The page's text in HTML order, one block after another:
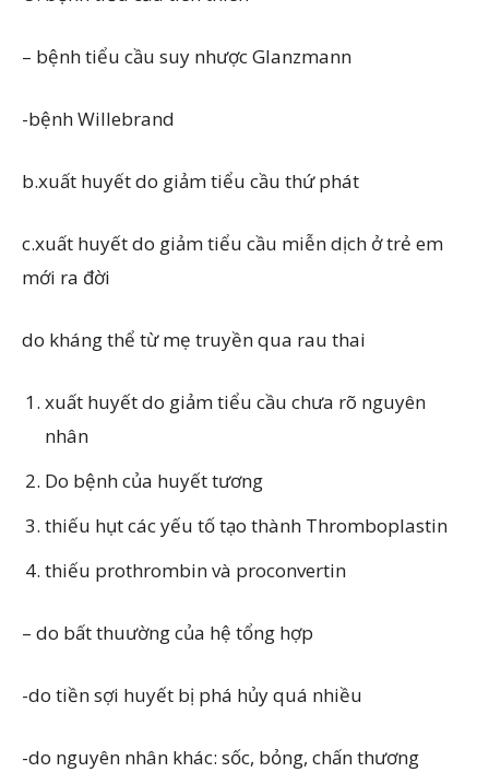
– bệnh tiểu cầu suy nhược Glanzmann
-bệnh Willebrand
b.xuất huyết do giảm tiểu cầu thứ phát
c.xuất huyết do giảm tiểu cầu miễn dịch ở trẻ em
mới ra đời
do kháng thể từ mẹ truyền qua rau thai
xuất huyết do giảm tiểu cầu chưa rõ nguyên
nhân
Do bệnh của huyết tương
thiếu hụt các yếu tố tạo thành Thromboplastin
thiếu prothrombin và proconvertin
– do bất thuường của hệ tổng hợp
-do tiền sợi huyết bị phá hủy quá nhiều
-do nguyên nhân khác: sốc, bỏng, chấn thương